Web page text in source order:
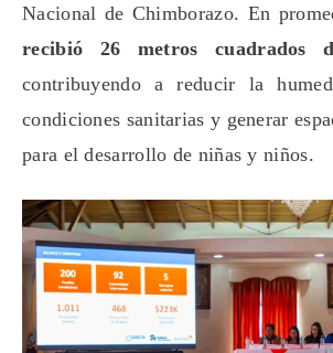
Nacional de Chimborazo. En
recibió 26 metros cuadrados
contribuyendo a reducir la
condiciones sanitarias y generar
para el desarrollo de niñas y niños.